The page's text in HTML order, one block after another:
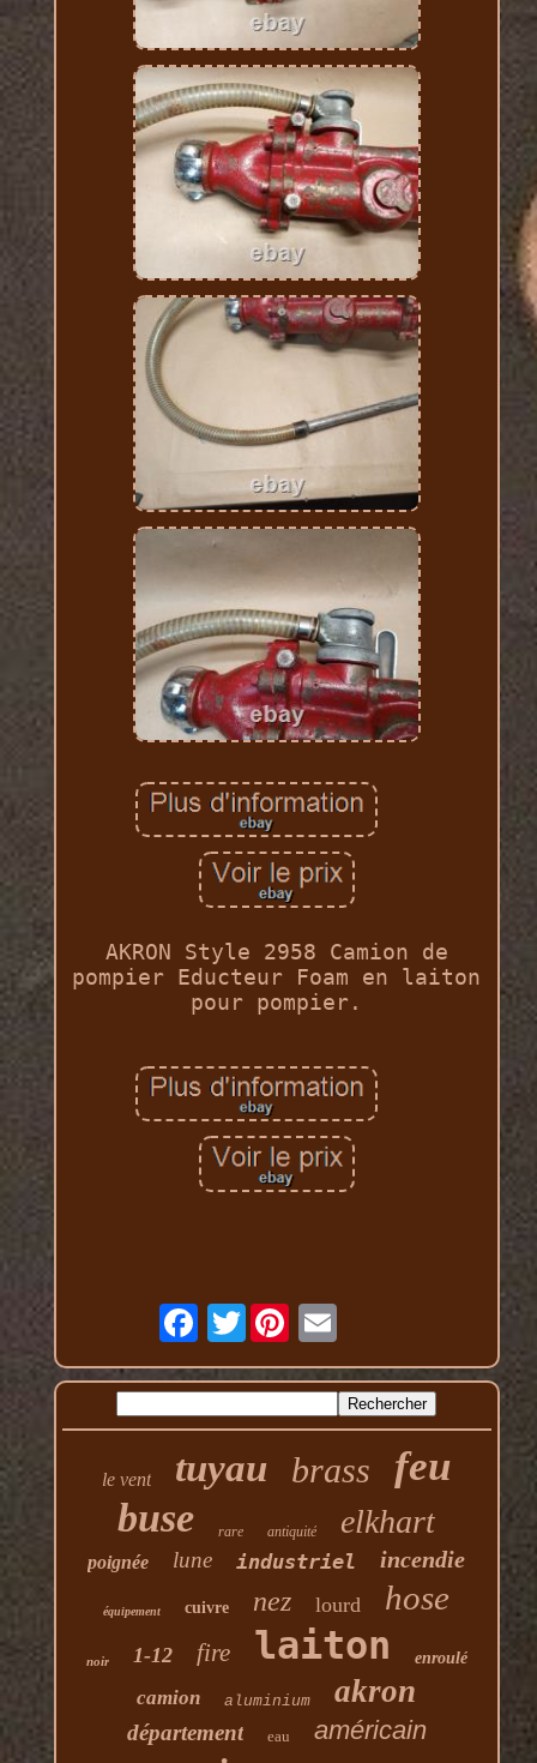
AKRON Style 2958 Camion de
pompier Educteur Foam en laiton
pour pompier.
Twitter
le vent tuyau brass feu
buse rare antiquité elkhart
poignée lune industriel incendie
équipement cuivre nez lourd hose
noir 1-12 fire laiton enroulé
camion aluminium akron
département eau américain